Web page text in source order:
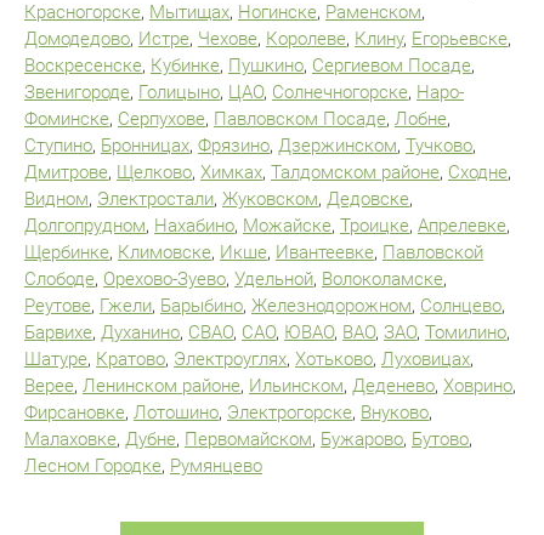
Красногорске, Мытищах, Ногинске, Раменском,
Домодедово, Истре, Чехове, Королеве, Клину, Егорьевске,
Воскресенске, Кубинке, Пушкино, Сергиевом Посаде,
Звенигороде, Голицыно, ЦАО, Солнечногорске, Наро-
Фоминске, Серпухове, Павловском Посаде, Лобне,
Ступино, Бронницах, Фрязино, Дзержинском, Тучково,
Дмитрове, Щелково, Химках, Талдомском районе, Сходне,
Видном, Электростали, Жуковском, Дедовске,
Долгопрудном, Нахабино, Можайске, Троицке, Апрелевке,
Щербинке, Климовске, Икше, Ивантеевке, Павловской
Слободе, Орехово-Зуево, Удельной, Волоколамске,
Реутове, Гжели, Барыбино, Железнодорожном, Солнцево,
Барвихе, Духанино, СВАО, САО, ЮВАО, ВАО, ЗАО, Томилино,
Шатуре, Кратово, Электроуглях, Хотьково, Луховицах,
Верее, Ленинском районе, Ильинском, Деденево, Ховрино,
Фирсановке, Лотошино, Электрогорске, Внуково,
Малаховке, Дубне, Первомайском, Бужарово, Бутово,
Лесном Городке, Румянцево